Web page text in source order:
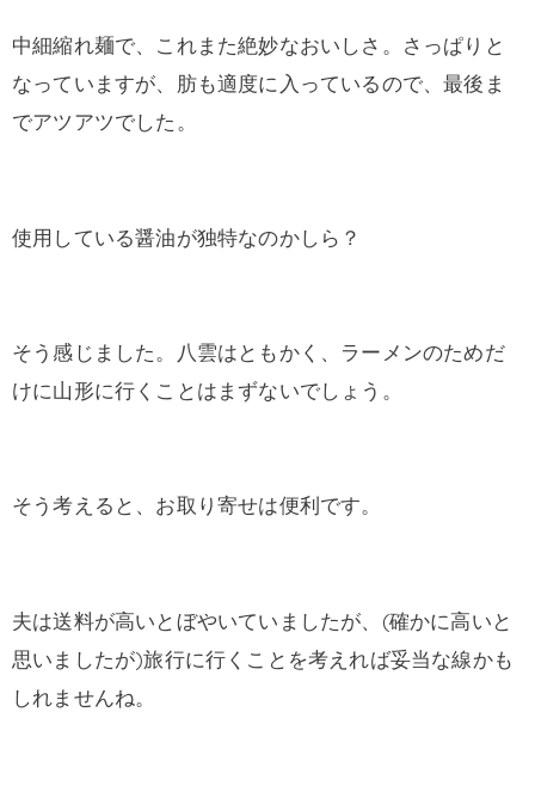
中細縮れ麺で、これまた絶妙なおいしさ。さっぱりと
なっていますが、肪も適度に入っているので、最後ま
でアツアツでした。
使用している醤油が独特なのかしら？
そう感じました。八雲はともかく、ラーメンのためだ
けに山形に行くことはまずないでしょう。
そう考えると、お取り寄せは便利です。
夫は送料が高いとぼやいていましたが、(確かに高いと
思いましたが)旅行に行くことを考えれば妥当な線かも
しれませんね。